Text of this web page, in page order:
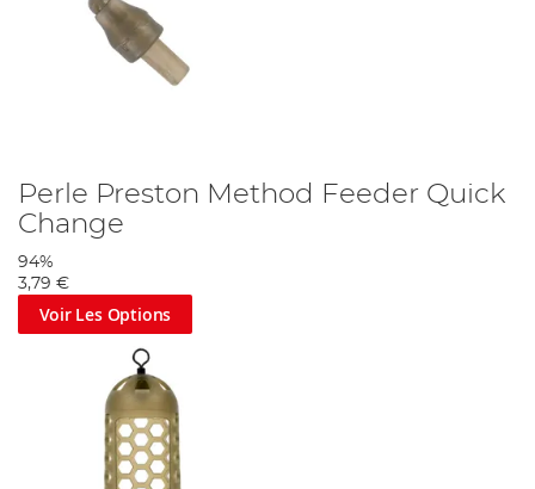
Perle Preston Method Feeder Quick
Change
94%
3,79 €
Voir Les Options